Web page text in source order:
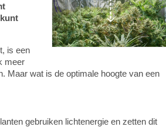
is een
meer
Maar wat is de optimale hoogte van een
gebruiken lichtenergie en zetten dit